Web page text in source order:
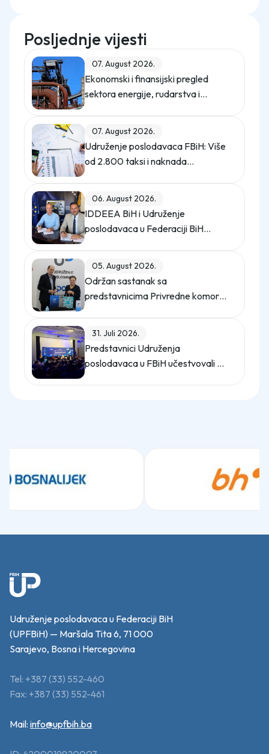
Posljednje vijesti
07. August 2026.
Ekonomski i finansijski pregled
sektora energije, rudarstva i
07. August 2026.
Udruženje poslodavaca FBiH: Više
od 2.800 taksi i naknada
06. August 2026.
IDDEEA BiH i Udruženje
poslodavaca u Federaciji BiH
05. August 2026.
Održan sastanak sa
predstavnicima Privredne komore
31. Juli 2026.
Predstavnici Udruženja
poslodavaca u FBiH učestvovali na
Udruženje poslodavaca u Federaciji BiH
(UPFBiH) — Maršala Tita 6, 71 000
Sarajevo, Bosna i Hercegovina
Tel: +387 (33) 552-460
Fax: +387 (33) 552-461
Mail: info@upfbih.ba